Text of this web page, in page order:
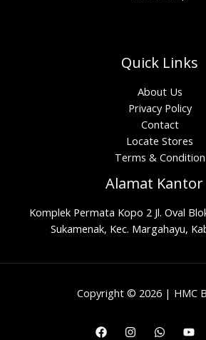
Quick Links
About Us
Privacy Policy
Contact
Locate Stores
Terms & Condition
Alamat Kantor
Komplek Permata Kopo 2 Jl. Oval
Sukamenak, Kec. Margahayu,
Copyright © 2026 | HMC